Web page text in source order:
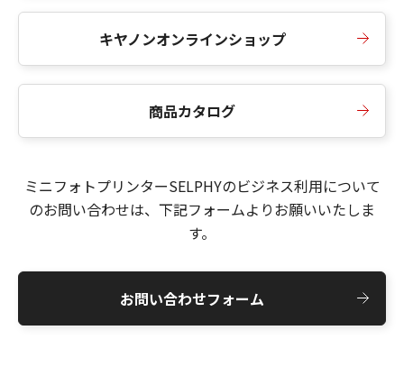
キヤノンオンラインショップ
商品カタログ
ミニフォトプリンターSELPHYのビジネス利用について
のお問い合わせは、下記フォームよりお願いいたしま
す。
お問い合わせフォーム